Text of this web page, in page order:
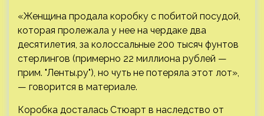
«Женщина продала коробку с побитой посудой,
которая пролежала у нее на чердаке два
десятилетия, за колоссальные 200 тысяч фунтов
стерлингов (примерно 22 миллиона рублей —
прим. "Ленты.ру"), но чуть не потеряла этот лот»,
— говорится в материале.
Коробка досталась Стюарт в наследство от